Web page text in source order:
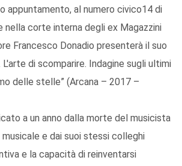
appuntamento, al numero civico14 di
nella corte interna degli ex Magazzini
Francesco Donadio presenterà il suo
L'arte di scomparire. Indagine sugli ultimi
delle stelle” (Arcana – 2017 –
a un anno dalla morte del musicista
e dai suoi stessi colleghi
e la capacità di reinventarsi